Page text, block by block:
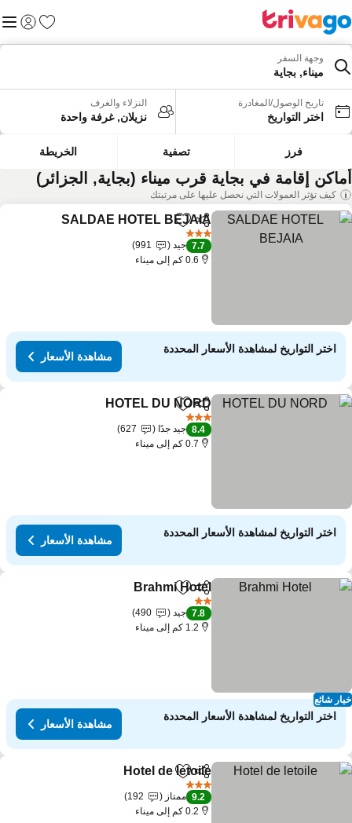
المفضلة
تسجيل
وجهة السفر
ميناء, بجاية
تاريخ الوصول/المغادرة
اختر التواريخ
النزلاء والغرف
نزيلان, غرفة واحدة
فرز تصفية الخريطة
إقامة في بجاية قرب ميناء (بجاية, الجزائر)
كيف تؤثر العمولات التي نحصل عليها على مرتبتك
مشاركةAdd to favorites
SALDAE HOTEL BEJAIA
7.7 جيد
991
0.6 كم إلى ميناء
اختر التواريخ لمشاهدة الأسعار المحددة
مشاهدة الأسعار
مشاركةAdd to favorites
HOTEL DU NORD
8.4 جيد جدًا
627
0.7 كم إلى ميناء
اختر التواريخ لمشاهدة الأسعار المحددة
مشاهدة الأسعار
شائع
مشاركةAdd to favorites
Brahmi Hotel
7.8 جيد
490
1.2 كم إلى ميناء
اختر التواريخ لمشاهدة الأسعار المحددة
مشاهدة الأسعار
مشاركةAdd to favorites
Hotel de letoile
9.2 ممتاز
192
0.2 كم إلى ميناء